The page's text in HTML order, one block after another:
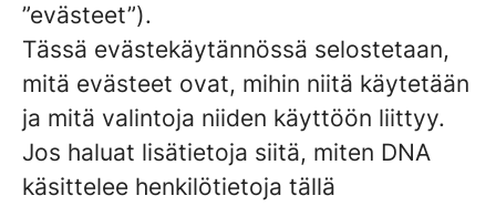
”evästeet”).
Tässä evästekäytännössä selostetaan,
mitä evästeet ovat, mihin niitä käytetään
ja mitä valintoja niiden käyttöön liittyy.
Jos haluat lisätietoja siitä, miten DNA
käsittelee henkilötietoja tällä